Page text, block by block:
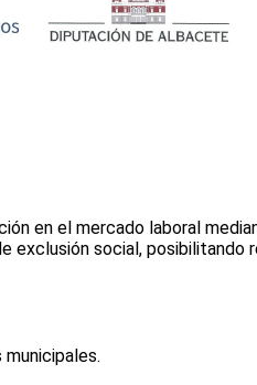
en el mercado laboral
social,